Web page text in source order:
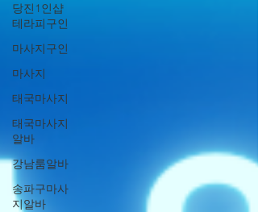
당진1인샵
테라피구인
마사지구인
마사지
태국마사지
태국마사지
알바
강남룸알바
송파구마사
지알바